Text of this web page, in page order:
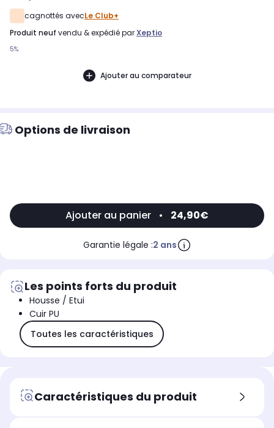
cagnottés avecLe Club+
produit neuf vendu & expédié parXeptio
5%
Ajouter au comparateur
Options de livraison
Ajouter au panier • 24,90€
Garantie légale :2 ans
Les points forts du produit
Housse / Etui
Cuir PU
Toutes les caractéristiques
Caractéristiques du produit